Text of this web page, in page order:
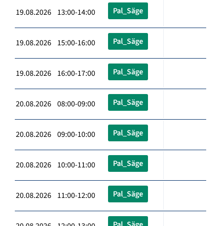
19.08.2026 13:00-14:00 Pal_Säge
19.08.2026 15:00-16:00 Pal_Säge
19.08.2026 16:00-17:00 Pal_Säge
20.08.2026 08:00-09:00 Pal_Säge
20.08.2026 09:00-10:00 Pal_Säge
20.08.2026 10:00-11:00 Pal_Säge
20.08.2026 11:00-12:00 Pal_Säge